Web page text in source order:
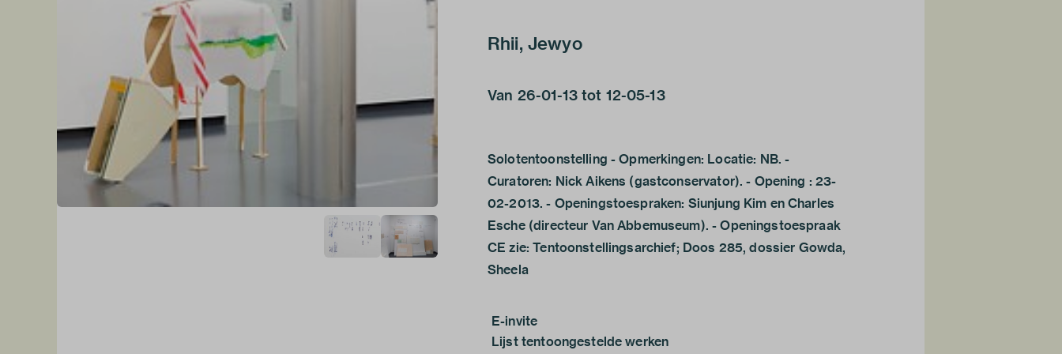
Rhii, Jewyo
Van 26-01-13 tot 12-05-13
Solotentoonstelling - Opmerkingen: Locatie: NB. -
Curatoren: Nick Aikens (gastconservator). - Opening : 23-
02-2013. - Openingstoespraken: Siunjung Kim en Charles
Esche (directeur Van Abbemuseum). - Openingstoespraak
CE zie: Tentoonstellingsarchief; Doos 285, dossier Gowda,
Sheela
E-invite
Lijst tentoongestelde werken